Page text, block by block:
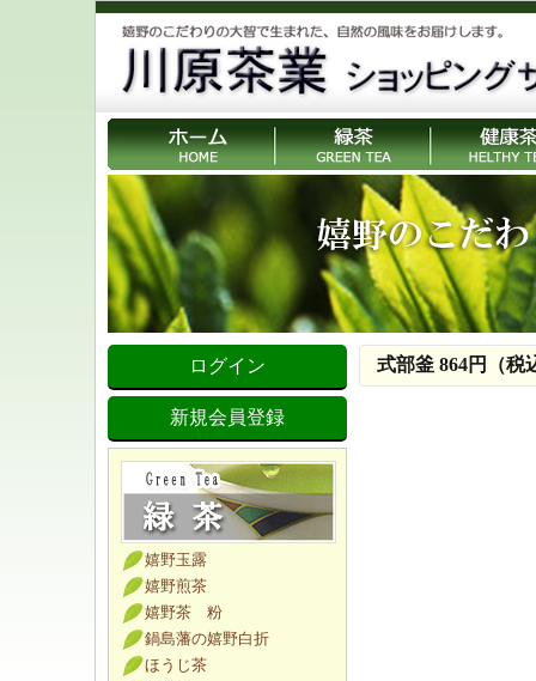
ログイン
新規会員登録
嬉野玉露
嬉野煎茶
嬉野茶 粉
鍋島藩の嬉野白折
ほうじ茶
式部釜 864円（税